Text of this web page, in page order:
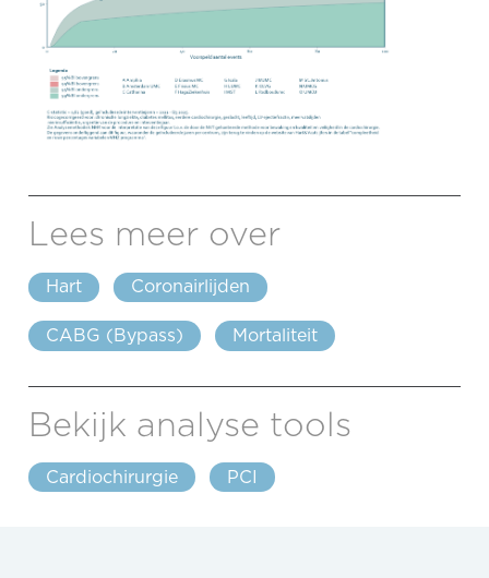
Lees meer over
Hart Coronairlijden
CABG (Bypass) Mortaliteit
Bekijk analyse tools
Cardiochirurgie PCI